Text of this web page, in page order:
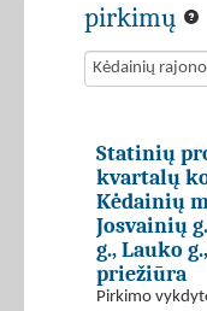
pirkimų
Statinių
kvartalų
Kėdainių
Josvainių
g., Lauko
priežiūra
Pirkimo